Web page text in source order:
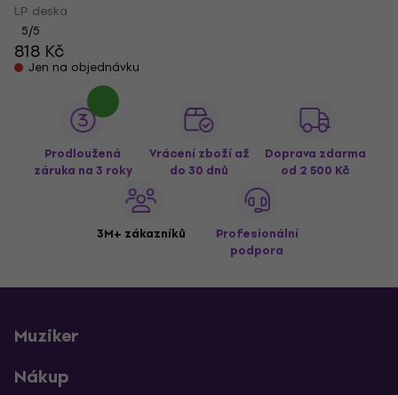
LP deska
5/5
818 Kč
Jen na objednávku
Prodloužená
záruka na 3 roky
Vrácení zboží až
do 30 dnů
Doprava zdarma
od 2 500 Kč
3M+ zákazníků
Profesionální
podpora
Muziker
Nákup